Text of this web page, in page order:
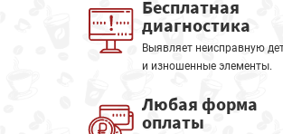
Бесплатная
диагностика
Выявляет неисправную
и изношенные элементы.
Любая форма
оплаты